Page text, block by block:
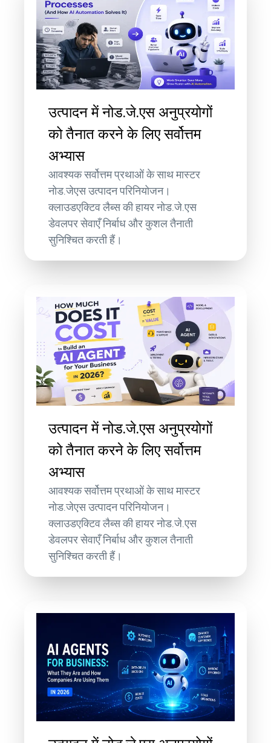
उत्पादन में नोड.जे.एस अनुप्रयोगों
को तैनात करने के लिए सर्वोत्तम
अभ्यास
आवश्यक सर्वोत्तम प्रथाओं के साथ मास्टर
नोड.जेएस उत्पादन परिनियोजन।
क्लाउडएक्टिव लैब्स की हायर नोड.जे.एस
डेवलपर सेवाएँ निर्बाध और कुशल तैनाती
सुनिश्चित करती हैं।
उत्पादन में नोड.जे.एस अनुप्रयोगों
को तैनात करने के लिए सर्वोत्तम
अभ्यास
आवश्यक सर्वोत्तम प्रथाओं के साथ मास्टर
नोड.जेएस उत्पादन परिनियोजन।
क्लाउडएक्टिव लैब्स की हायर नोड.जे.एस
डेवलपर सेवाएँ निर्बाध और कुशल तैनाती
सुनिश्चित करती हैं।